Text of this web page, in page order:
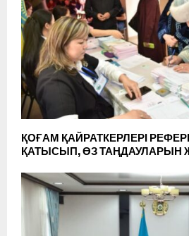
ҚОҒАМ ҚАЙРАТКЕРЛЕРІ
ҚАТЫСЫП, ӨЗ